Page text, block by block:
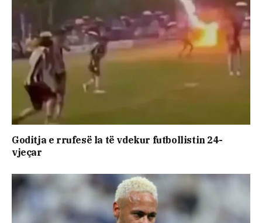
Goditja e rrufesë la të vdekur futbollistin 24-
vjeçar